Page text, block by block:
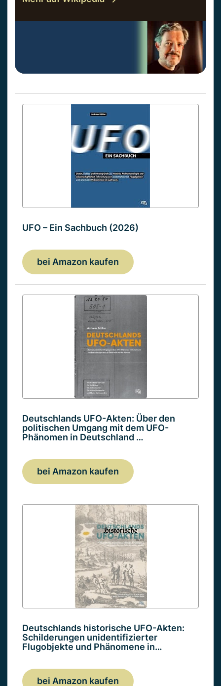
UFO – Ein Sachbuch (2026)
bei Amazon kaufen
Deutschlands UFO-Akten: Über den
politischen Umgang mit dem UFO-
Phänomen in Deutschland …
bei Amazon kaufen
Deutschlands historische UFO-Akten:
Schilderungen unidentifizierter
Flugobjekte und Phänomene in…
bei Amazon kaufen